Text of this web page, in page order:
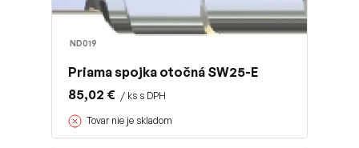
ND019
Priama spojka otočná SW25-E
85,02 € / ks s DPH
Tovar nie je skladom